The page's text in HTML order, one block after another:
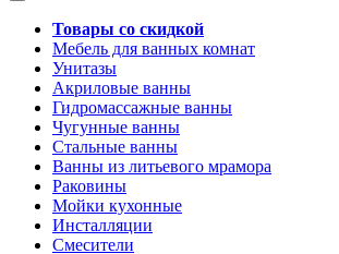
Товары со скидкой
Мебель для ванных комнат
Унитазы
Акриловые ванны
Гидромассажные ванны
Чугунные ванны
Стальные ванны
Ванны из литьевого мрамора
Раковины
Мойки кухонные
Инсталляции
Смесители